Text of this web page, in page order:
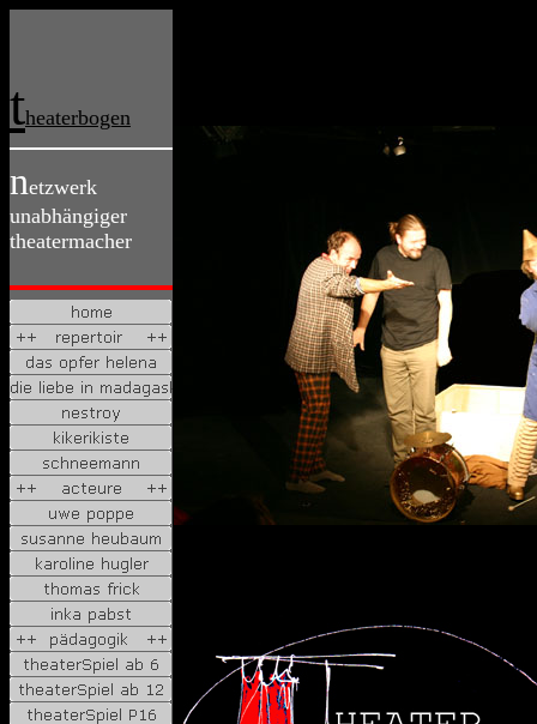
theaterbogen
netzwerk
unabhängiger
theatermacher